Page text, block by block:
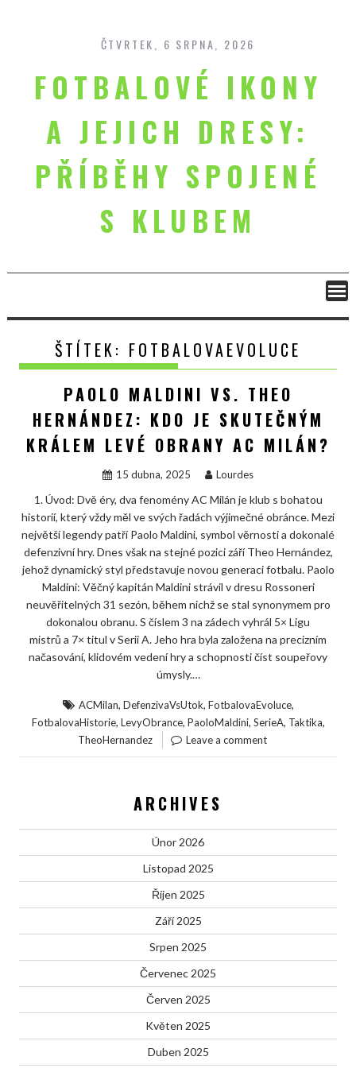
content
ČTVRTEK, 6 SRPNA, 2026
FOTBALOVÉ IKONY
A JEJICH DRESY:
PŘÍBĚHY SPOJENÉ
S KLUBEM
ŠTÍTEK: FOTBALOVAEVOLUCE
PAOLO MALDINI VS. THEO
HERNÁNDEZ: KDO JE SKUTEČNÝM
KRÁLEM LEVÉ OBRANY AC MILÁN?
15 dubna, 2025 Lourdes
1. Úvod: Dvě éry, dva fenomény AC Milán je klub s bohatou
historií, který vždy měl ve svých řadách výjimečné obránce. Mezi
největší legendy patří Paolo Maldini, symbol věrnosti a dokonalé
defenzivní hry. Dnes však na stejné pozici září Theo Hernández,
jehož dynamický styl představuje novou generaci fotbalu. Paolo
Maldini: Věčný kapitán Maldini strávil v dresu Rossoneri
neuvěřitelných 31 sezón, během nichž se stal synonymem pro
dokonalou obranu. S číslem 3 na zádech vyhrál 5× Ligu
mistrů a 7× titul v Serii A. Jeho hra byla založena na precizním
načasování, klidovém vedení hry a schopnosti číst soupeřovy
úmysly.…
ACMilan, DefenzivaVsUtok, FotbalovaEvoluce,
FotbalovaHistorie, LevyObrance, PaoloMaldini, SerieA, Taktika,
TheoHernandez Leave a comment
ARCHIVES
Únor 2026
Listopad 2025
Říjen 2025
Září 2025
Srpen 2025
Červenec 2025
Červen 2025
Květen 2025
Duben 2025